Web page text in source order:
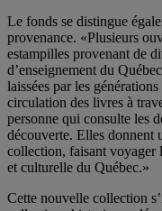
Le fonds se distingue
provenance. «Plusieurs
estampilles provenant de
d’enseignement du
laissées par les
circulation des livres à
personne qui consulte les
découverte. Elles donnent
collection, faisant voyager
et culturelle du Québec.»
Cette nouvelle collection